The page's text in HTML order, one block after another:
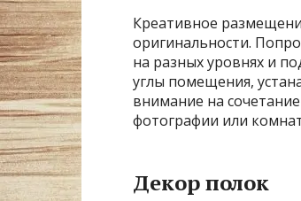
Креативное
оригинальности.
на разных уровнях и
углы помещения,
внимание на
фотографии или
Декор полок